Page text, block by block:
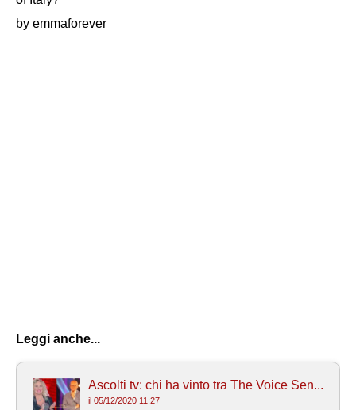
by emmaforever
Leggi anche...
Ascolti tv: chi ha vinto tra The Voice Sen...
il 05/12/2020 11:27